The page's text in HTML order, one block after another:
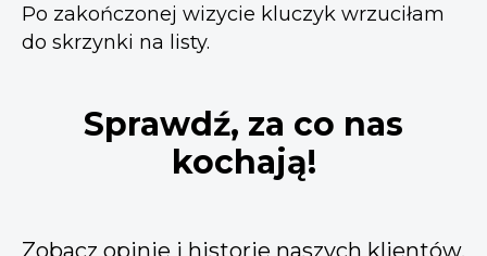
Po zakończonej wizycie kluczyk wrzuciłam
do skrzynki na listy.
Sprawdź, za co nas
kochają!
Zobacz opinie i historie naszych klientów,